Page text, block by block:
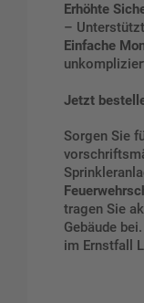
Erhöhte
–
Einfache
Jetzt
Sorgen Sie
tragen Sie
Gebäude
im Ernstfall